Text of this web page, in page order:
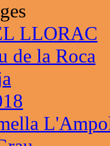
LLORAC
de la Roca